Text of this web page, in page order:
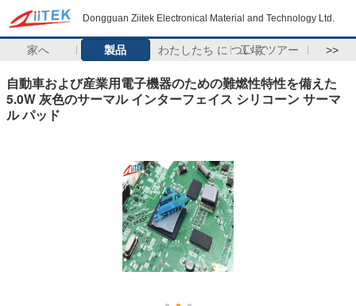
Dongguan Ziitek Electronical Material and Technology Ltd.
家へ 製品 わたしたち に つい て工場 ツアー >>
自動車および産業用電子機器のための難燃性特性を備えた
5.0W 灰色のサーマル インターフェイス シリコーン サーマ
ル パッド